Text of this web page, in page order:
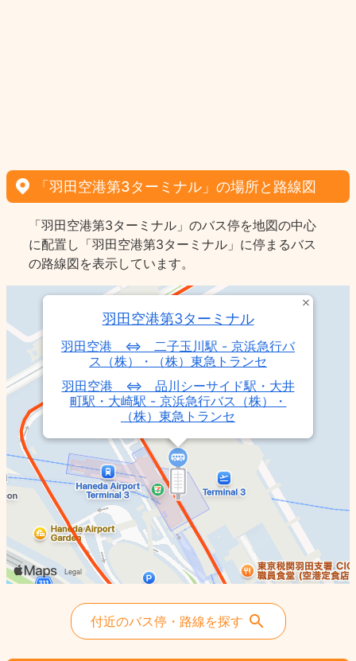
「羽田空港第3ターミナル」の場所と路線図
「羽田空港第3ターミナル」のバス停を地図の中心
に配置し「羽田空港第3ターミナル」に停まるバス
の路線図を表示しています。
羽田空港第3ターミナル
羽田空港 ⇔ 二子玉川駅 - 京浜急行バ
ス（株）・（株）東急トランセ
羽田空港 ⇔ 品川シーサイド駅・大井
町駅・大崎駅 - 京浜急行バス（株）・
（株）東急トランセ
付近のバス停・路線を探す